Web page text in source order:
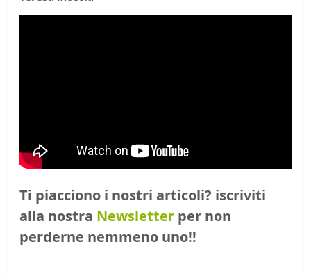
Ti piacciono i nostri articoli? iscriviti
alla nostra Newsletter per non
perderne nemmeno uno!!